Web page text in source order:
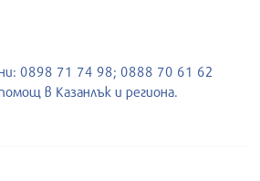
0898 71 74 98; 0888 70 61 62
в Казанлък и региона.